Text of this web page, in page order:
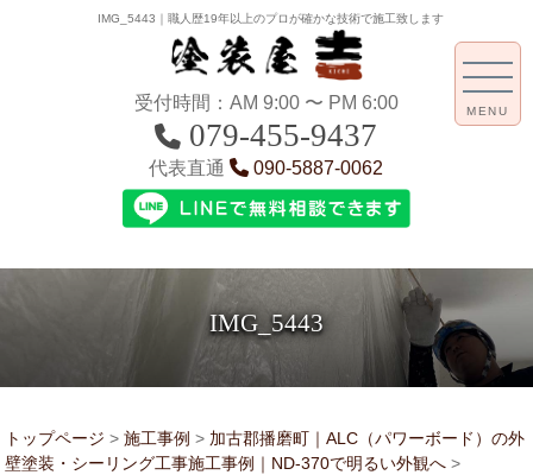
IMG_5443｜職人歴19年以上のプロが確かな技術で施工致します
受付時間：AM 9:00 〜 PM 6:00
079-455-9437
代表直通 090-5887-0062
IMG_5443
MENU
トップページ > 施工事例 > 加古郡播磨町｜ALC（パワーボード）の外
壁塗装・シーリング工事施工事例｜ND-370で明るい外観へ >